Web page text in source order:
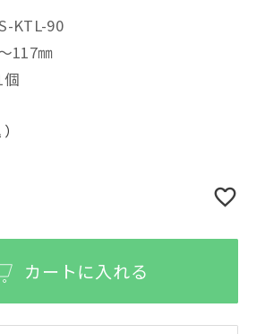
KTL-90
117㎜
カートに入れる